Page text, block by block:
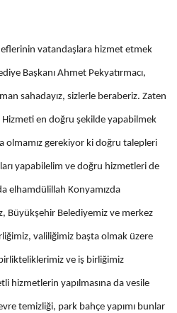
vatandaşlara hizmet etmek
Başkanı Ahmet Pekyatırmacı,
sahadayız, sizlerle beraberiz. Zaten
en doğru şekilde yapabilmek
olmamız gerekiyor ki doğru talepleri
yapabilelim ve doğru hizmetleri de
elhamdülillah Konyamızda
Büyükşehir Belediyemiz ve merkez
valiliğimiz başta olmak üzere
ve iş birliğimiz
hizmetlerin yapılmasına da vesile
temizliği, park bahçe yapımı bunlar